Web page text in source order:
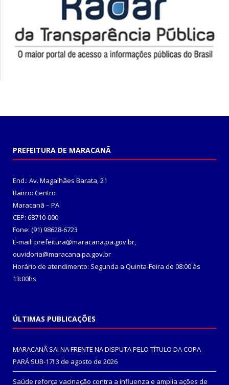
PREFEITURA DE MARACANÃ
End.: Av. Magalhães Barata, 21
Bairro: Centro
Maracanã – PA
CEP: 68710-000
Fone: (91) 98628-6723
E-mail: prefeitura@maracana.pa.gov.br,
ouvidoria@maracana.pa.gov.br
Horário de atendimento: Segunda a Quinta-Feira de 08:00 às
13:00hs
ÚLTIMAS PUBLICAÇÕES
MARACANÃ SAI NA FRENTE NA DISPUTA PELO TÍTULO DA COPA
PARÁ SUB-17! 3 de agosto de 2026
Saúde reforça vacinação contra a influenza e amplia ações de